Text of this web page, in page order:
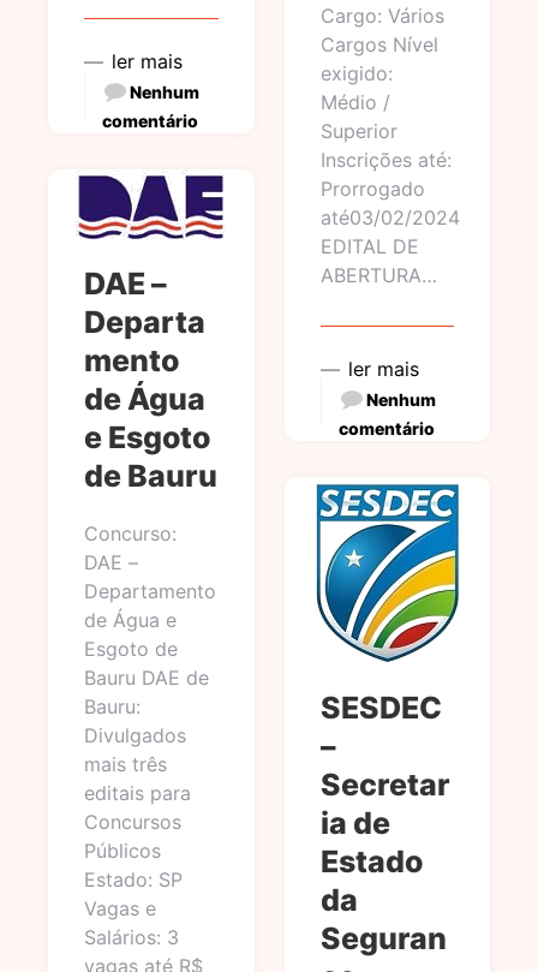
ler mais
Nenhum
comentário
DAE –
Departa
mento
de Água
e Esgoto
de Bauru
Concurso:
DAE –
Departamento
de Água e
Esgoto de
Bauru DAE de
Bauru:
Divulgados
mais três
editais para
Concursos
Públicos
Estado: SP
Vagas e
Salários: 3
vagas até R$
Cargo: Vários
Cargos Nível
exigido:
Médio /
Superior
Inscrições até:
Prorrogado
até03/02/2024
EDITAL DE
ABERTURA…
ler mais
Nenhum
comentário
SESDEC
–
Secretar
ia de
Estado
da
Seguran